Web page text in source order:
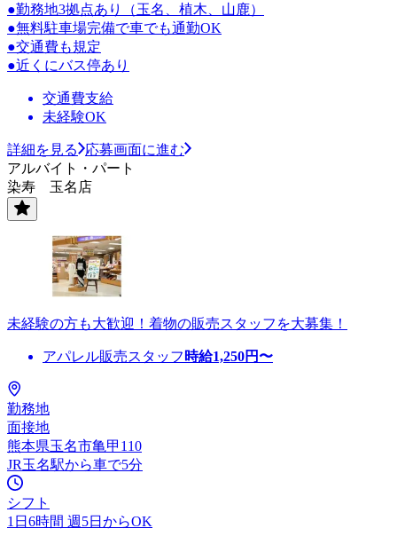
●勤務地3拠点あり（玉名、植木、山鹿）
●無料駐車場完備で車でも通勤OK
●交通費も規定
●近くにバス停あり
交通費支給
未経験OK
詳細を見る
応募画面に進む
アルバイト・パート
染寿 玉名店
未経験の方も大歓迎！着物の販売スタッフを大募集！
アパレル販売スタッフ 時給1,250円〜
勤務地
面接地
熊本県玉名市亀甲110
JR玉名駅から車で5分
シフト
1日6時間 週5日からOK